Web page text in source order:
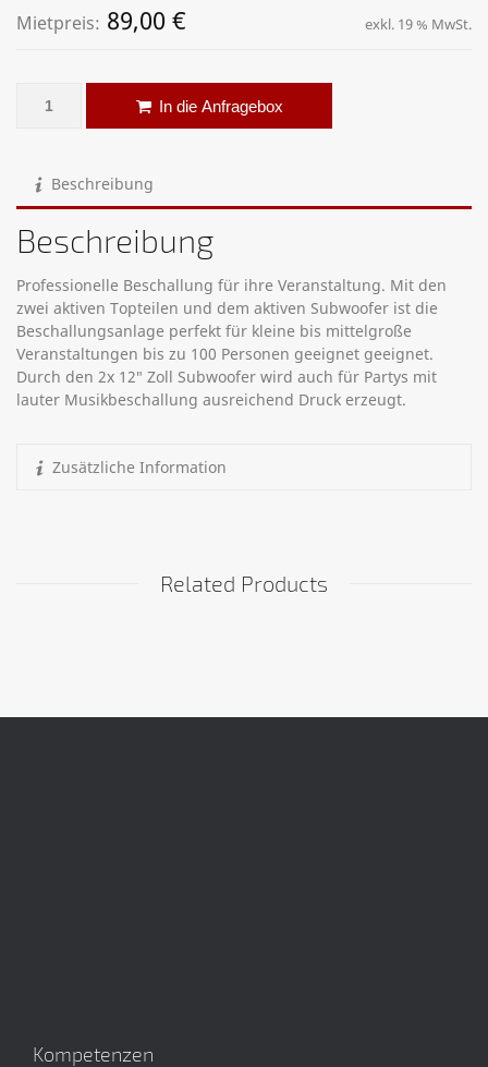
Mietpreis: 89,00 € exkl. 19 % MwSt.
QSC System – 3 kW MengeIn die Anfragebox
Beschreibung
Beschreibung
Professionelle Beschallung für ihre Veranstaltung. Mit den
zwei aktiven Topteilen und dem aktiven Subwoofer ist die
Beschallungsanlage perfekt für kleine bis mittelgroße
Veranstaltungen bis zu 100 Personen geeignet geeignet.
Durch den 2x 12″ Zoll Subwoofer wird auch für Partys mit
lauter Musikbeschallung ausreichend Druck erzeugt.
Zusätzliche Information
Related Products
Kompetenzen